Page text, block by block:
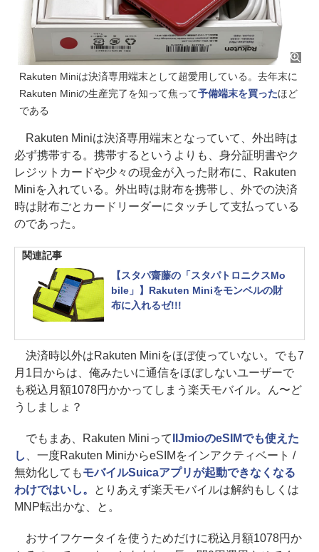
Rakuten Miniは決済専用端末として超愛用している。去年末に
Rakuten Miniの生産完了を知って焦って予備端末を買ったほど
である
Rakuten Miniは決済専用端末となっていて、外出時は
必ず携帯する。携帯するというよりも、身分証明書やク
レジットカードや少々の現金が入った財布に、Rakuten
Miniを入れている。外出時は財布を携帯し、外での決済
時は財布ごとカードリーダーにタッチして支払っている
のであった。
関連記事
【スタパ齋藤の「スタパトロニクスMo
bile」】Rakuten Miniをモンベルの財
布に入れるゼ!!!
決済時以外はRakuten Miniをほぼ使っていない。でも7
月1日からは、俺みたいに通信をほぼしないユーザーで
も税込月額1078円かかってしまう楽天モバイル。ん〜ど
うしましょ？
でもまあ、Rakuten Miniって IIJmioのeSIMでも使えた
し
、一度Rakuten MiniからeSIMをインアクティベート /
無効化してもモバイルSuicaアプリが起動できなくなる
わけではいし。
とりあえず楽天モバイルは解約もしくは
MNP転出かな、と。
おサイフケータイを使うためだけに税込月額1078円か